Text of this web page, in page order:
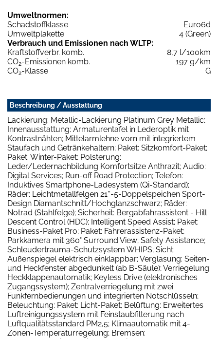
Umweltnormen:
Schadstoffklasse
Euro6d
Umweltplakette
4 (Green)
Verbrauch und Emissionen nach WLTP:
Kraftstoffverbr. komb.
8,7 l/100km
CO2-Emissionen komb.
197 g/km
CO2-Klasse G
Beschreibung / Ausstattung
Lackierung: Metallic-Lackierung Platinum Grey Metallic;
Innenausstattung: Armaturentafel in Lederoptik mit
Kontrastnähten; Mittelarmlehne vorn mit integriertem
Staufach und Getränkehaltern; Paket: Sitzkomfort-Paket;
Paket: Winter-Paket; Polsterung:
Leder/Ledernachbildung Komfortsitze Anthrazit; Audio:
Digital Services; Run-off Road Protection; Telefon:
Induktives Smartphone-Ladesystem (Qi-Standard);
Räder: Leichtmetallfelgen 21''-5-Doppelspeichen Sport-
Design Diamantschnitt/Hochglanzschwarz; Räder:
Notrad (Stahlfelge); Sicherheit: Bergabfahrassistent - Hill
Descent Control (HDC); Intelligent Speed Assist; Paket:
Business-Paket Pro; Paket: Fahrerassistenz-Paket;
Parkkamera mit 360° Surround View; Safety Assistance;
Schleudertrauma-Schutzsystem WHIPS; Sicht:
Außenspiegel elektrisch einklappbar; Verglasung: Seiten-
und Heckfenster abgedunkelt (ab B-Säule); Verriegelung:
Heckklappenautomatik; Keyless Drive (elektronisches
Zugangssystem); Zentralverriegelung mit zwei
Funkfernbedienungen und integrierten Notschlüsseln;
Beleuchtung: Paket: Licht-Paket; Belüftung: Erweitertes
Luftreinigungssystem mit Feinstaubfilterung nach
Luftqualitätsstandard PM2,5; Klimaautomatik mit 4-
Zonen-Temperaturregelung; Bremsen: